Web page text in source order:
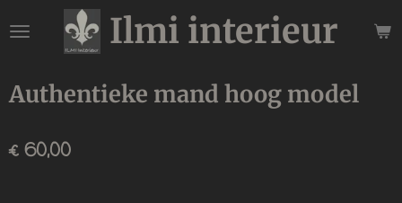
direct
de
hoofdinhoud
Ilmi interieur
Authentieke mand hoog model
€ 60,00